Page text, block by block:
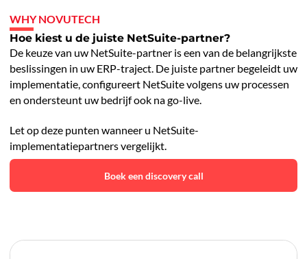
WHY NOVUTECH
Hoe kiest u de juiste NetSuite-partner?
De keuze van uw NetSuite-partner is een van de belangrijkste
beslissingen in uw ERP-traject. De juiste partner begeleidt uw
implementatie, configureert NetSuite volgens uw processen
en ondersteunt uw bedrijf ook na go-live.
Let op deze punten wanneer u NetSuite-
implementatiepartners vergelijkt.
Boek een discovery call